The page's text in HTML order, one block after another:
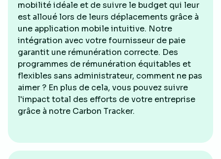
mobilité idéale et de suivre le budget qui leur
est alloué lors de leurs déplacements grâce à
une application mobile intuitive. Notre
intégration avec votre fournisseur de paie
garantit une rémunération correcte. Des
programmes de rémunération équitables et
flexibles sans administrateur, comment ne pas
aimer ? En plus de cela, vous pouvez suivre
l'impact total des efforts de votre entreprise
grâce à notre Carbon Tracker.